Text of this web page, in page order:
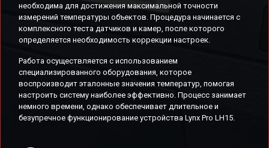
необходима для достижения максимальной точности
измерений температуры объектов. Процедура начинается с
комплексного теста датчиков и камер, после которого
определяется необходимость коррекции настроек.
Работа осуществляется с использованием
специализированного оборудования, которое
воспроизводит эталонные значения температур, помогая
настроить систему наиболее эффективно. Процесс занимает
немного времени, однако обеспечивает длительное и
безупречное функционирование устройства Lynx Pro LH15.